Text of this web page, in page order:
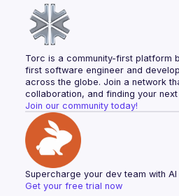
Torc is a community-first platform
first software engineer and
across the globe. Join a network
collaboration, and finding your
Join our community today!
Supercharge your dev team with
Get your free trial now